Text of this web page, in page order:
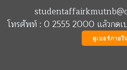
โทรศัพท์ : 0 2555 2000 แล้วกดเ
ดูเบอร์ภายใ